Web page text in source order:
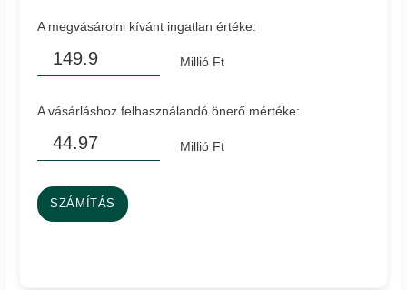
A megvásárolni kívánt ingatlan értéke:
Millió Ft
A vásárláshoz felhasználandó önerő mértéke:
Millió Ft
SZÁMÍTÁS